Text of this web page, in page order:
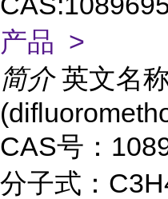
产品 >
简介 英文名
CAS号：
分子式：